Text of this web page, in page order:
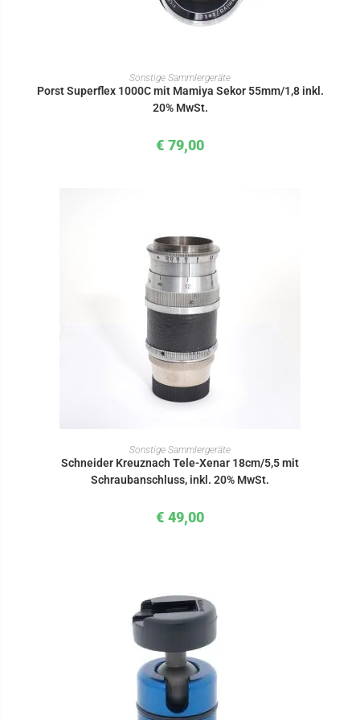
IN DEN WARENKORB
Sonstige Sammlergeräte
Porst Superflex 1000C mit Mamiya Sekor 55mm/1,8 inkl.
20% MwSt.
€ 79,00
IN DEN WARENKORB
Sonstige Sammlergeräte
Schneider Kreuznach Tele-Xenar 18cm/5,5 mit
Schraubanschluss, inkl. 20% MwSt.
€ 49,00